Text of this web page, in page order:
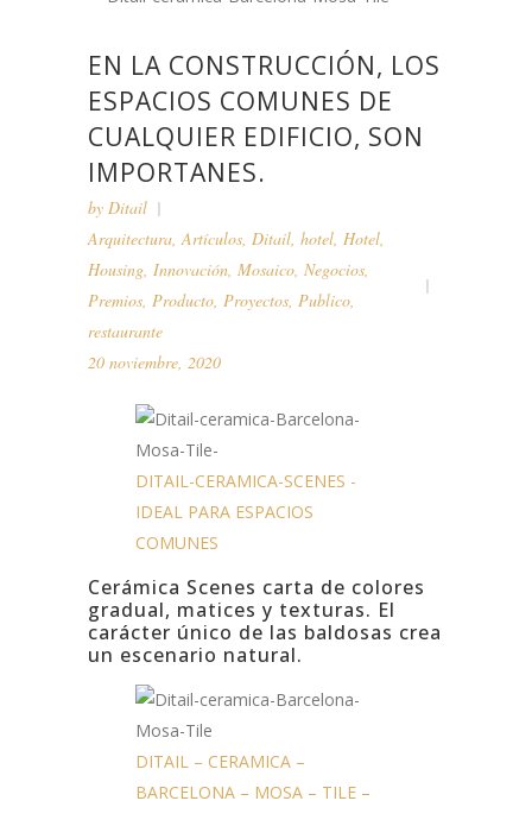
EN LA CONSTRUCCIÓN, LOS
ESPACIOS COMUNES DE
CUALQUIER EDIFICIO, SON
IMPORTANES.
by Ditail
Arquitectura,Artículos, Ditail, hotel, Hotel,
Housing, Innovación, Mosaico, Negocios,
Premios, Producto, Proyectos, Publico,
restaurante
20 noviembre, 2020
DITAIL-CERAMICA-SCENES -
IDEAL PARA ESPACIOS
COMUNES
Cerámica Scenes carta de colores
gradual, matices y texturas. El
carácter único de las baldosas crea
un escenario natural.
DITAIL – CERAMICA –
BARCELONA – MOSA – TILE –